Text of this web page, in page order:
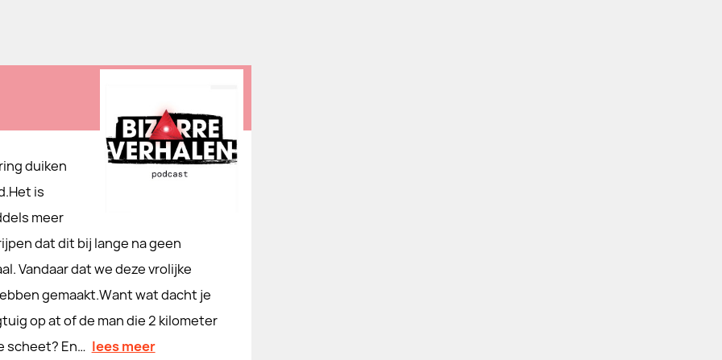
duiken
is
meer
dat dit bij lange na geen
Vandaar dat we deze vrolijke
gemaakt.Want wat dacht je
op at of de man die 2 kilometer
scheet? En… lees meer